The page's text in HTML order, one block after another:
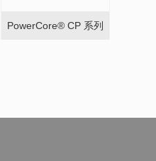
PowerCore® CP 系列